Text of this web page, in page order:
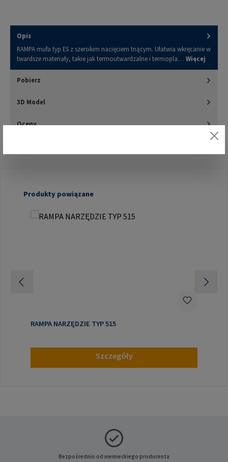
Opis
RAMPA mufa typ ES z szerokim nacięciem tnącym. Ułatwia wkręcanie w
twardsze materiały, takie jak termoutwardzalne i termopla… Więcej
Pobierz
3D Model
Oceny
Pomiń galerię produktów
Produkty powiązane
RAMPA NARZĘDZIE TYP 515
Szczegóły
Bezpośrednio od niemieckiego producenta